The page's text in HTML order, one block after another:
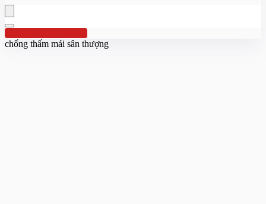
Hotline:0961 894 472
chống thấm mái sân thượng